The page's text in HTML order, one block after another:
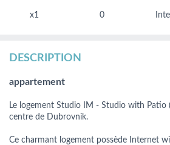
x1 0
DESCRIPTION
appartement
Le logement Studio IM - Studio with Patio
centre de Dubrovnik.
Ce charmant logement possède Internet